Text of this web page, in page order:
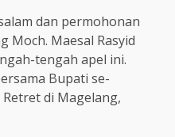
dan permohonan
Moch. Maesal Rasyid
tengah apel ini.
Bupati se-
di Magelang,